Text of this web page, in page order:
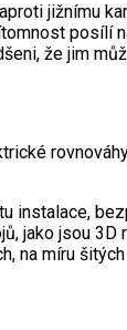
jižnímu
posílí
že jim
instalace,
jako jsou
na míru